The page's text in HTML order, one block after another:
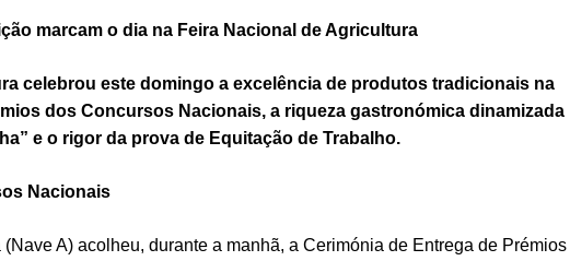
marcam o dia na Feira Nacional de Agricultura
celebrou este domingo a excelência de produtos tradicionais na
dos Concursos Nacionais, a riqueza gastronómica dinamizada
e o rigor da prova de Equitação de Trabalho.
Nacionais
A) acolheu, durante a manhã, a Cerimónia de Entrega de Prémios